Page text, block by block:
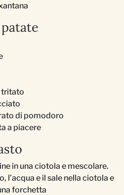
tritato
di pomodoro
a piacere
in una ciotola e mescolare.
l’acqua e il sale nella ciotola e
forchetta